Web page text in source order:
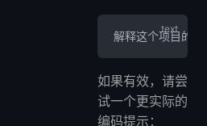
解释这个项目的
如果有效，请尝
试一个更实际的
编码提示：